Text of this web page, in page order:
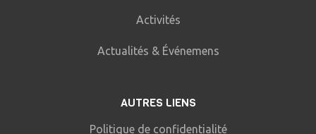
Activités
Actualités & Événemens
AUTRES LIENS
Politique de confidentialité